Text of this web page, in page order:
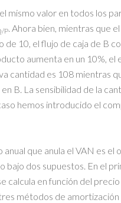
mismo valor en todos los
P. Ahora bien, mientras que
10, el flujo de caja de B
aumenta en un 10%,
cantidad es 108 mientras
B. La sensibilidad de la
hemos introducido el
que anula el VAN es
bajo dos supuestos. En el
calcula en función del
métodos de